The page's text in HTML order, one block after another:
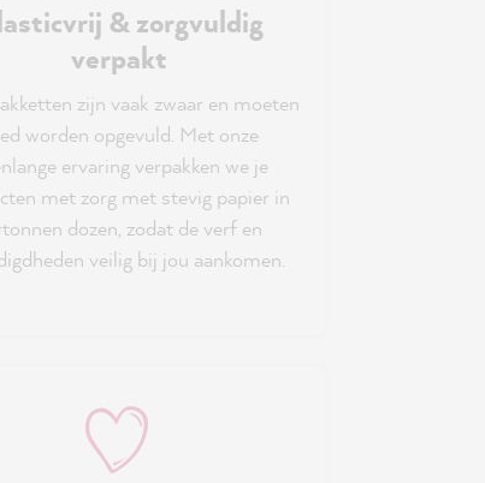
& zorgvuldig
verpakt
zijn vaak zwaar en moeten
worden opgevuld. Met onze
ervaring verpakken we je
met zorg met stevig papier in
dozen, zodat de verf en
veilig bij jou aankomen.